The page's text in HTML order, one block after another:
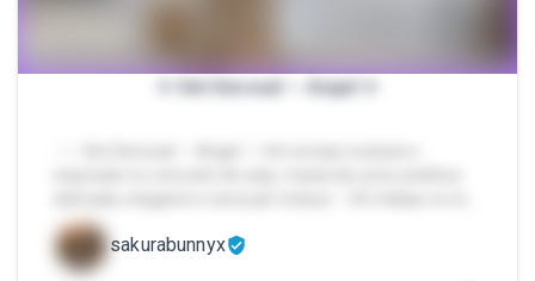
✨ Set Sensual — Angel ✨
sakurabunnyx